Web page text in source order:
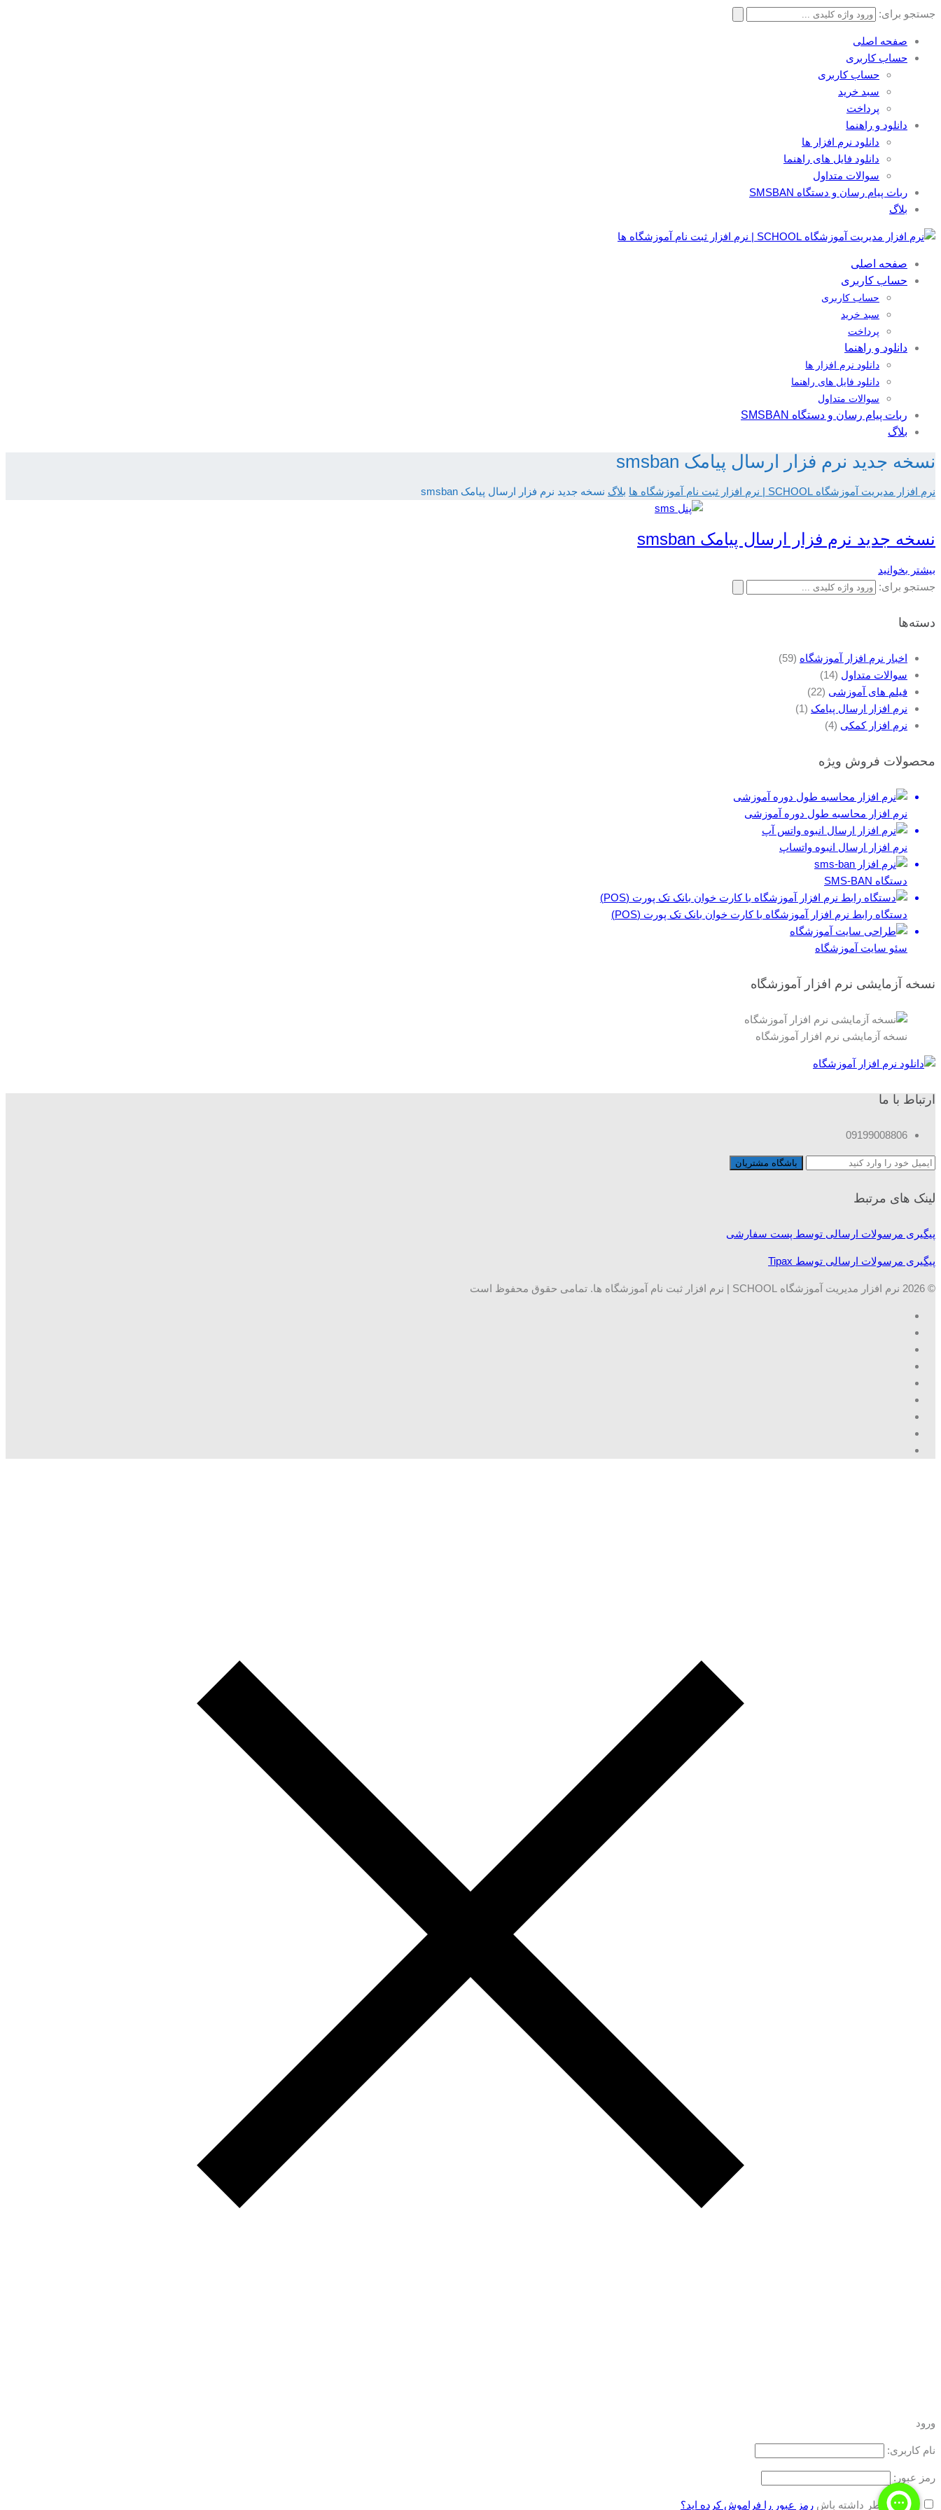
جستجو برای:
صفحه اصلی
حساب کاربری
حساب کاربری
سبد خرید
پرداخت
دانلود و راهنما
دانلود نرم افزار ها
دانلود فایل های راهنما
سوالات متداول
ربات پیام رسان و دستگاه SMSBAN
بلاگ
صفحه اصلی
حساب کاربری
حساب کاربری
سبد خرید
پرداخت
دانلود و راهنما
دانلود نرم افزار ها
دانلود فایل های راهنما
سوالات متداول
ربات پیام رسان و دستگاه SMSBAN
بلاگ
نسخه جدید نرم فزار ارسال پیامک smsban
نرم افزار مدیریت آموزشگاه SCHOOL | نرم افزار ثبت نام آموزشگاه ها بلاگ نسخه جدید نرم فزار ارسال پیامک smsban
نسخه جدید نرم فزار ارسال پیامک smsban
بیشتر بخوانید
جستجو برای:
دسته‌ها
اخبار نرم افزار آموزشگاه (59)
سوالات متداول (14)
فیلم های آموزشی (22)
نرم افزار ارسال پیامک (1)
نرم افزار کمکی (4)
محصولات فروش ویژه
نرم افزار محاسبه طول دوره آموزشی
نرم افزار ارسال انبوه واتساپ
دستگاه SMS-BAN
دستگاه رابط نرم افزار آموزشگاه با کارت خوان بانک تک پورت (POS)
سئو سایت آموزشگاه
نسخه آزمایشی نرم افزار آموزشگاه
نسخه آزمایشی نرم افزار آموزشگاه
ارتباط با ما
09199008806
لینک های مرتبط
پیگیری مرسولات ارسالی توسط پست سفارشی
پیگیری مرسولات ارسالی توسط Tipax
© 2026 نرم افزار مدیریت آموزشگاه SCHOOL | نرم افزار ثبت نام آموزشگاه ها. تمامی حقوق محفوظ است
ورود
نام کاربری:
رمز عبور:
مرا به خاطر داشته باش رمز عبور را فراموش کرده اید؟